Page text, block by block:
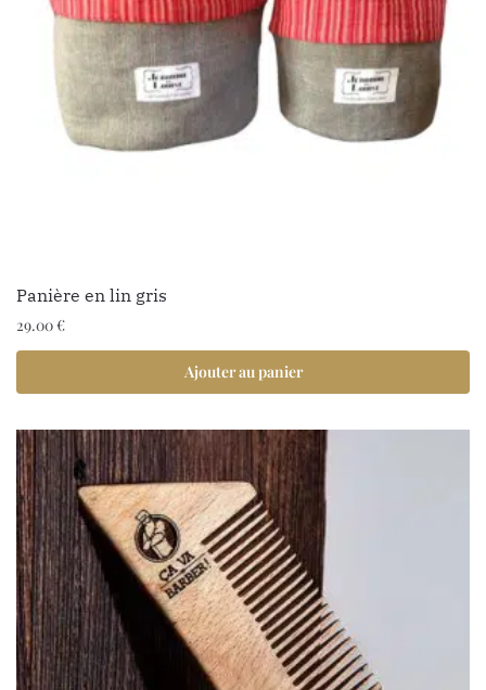
Panière en lin gris
29.00€
Ajouter au panier